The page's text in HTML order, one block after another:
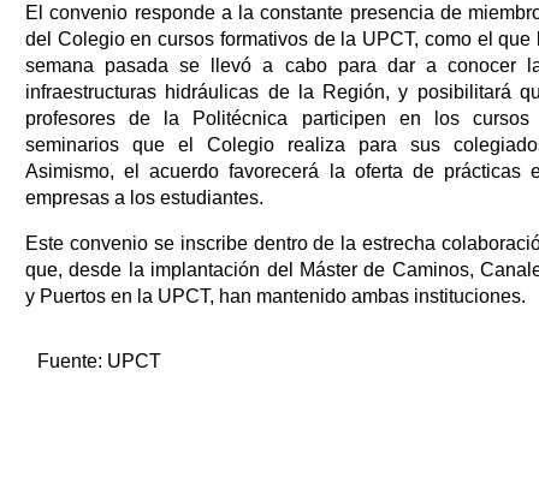
El convenio responde a la constante presencia de
del Colegio en cursos formativos de la UPCT, como el que
semana pasada se llevó a cabo para dar a conocer
infraestructuras hidráulicas de la Región, y posibilitará
profesores de la Politécnica participen en los cursos
seminarios que el Colegio realiza para sus
Asimismo, el acuerdo favorecerá la oferta de prácticas
empresas a los estudiantes.
Este convenio se inscribe dentro de la estrecha
que, desde la implantación del Máster de Caminos,
y Puertos en la UPCT, han mantenido ambas instituciones.
Fuente: UPCT